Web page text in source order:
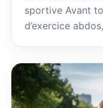
sportive Avant
d’exercice